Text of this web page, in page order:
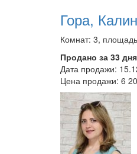
Гора,
Комнат: 3,
Продано за 33 дня
Дата продажи:
Цена продажи: 6